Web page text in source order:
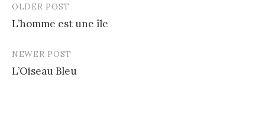
Post
navigation
OLDER POST
L’homme est une île
NEWER POST
L’Oiseau Bleu